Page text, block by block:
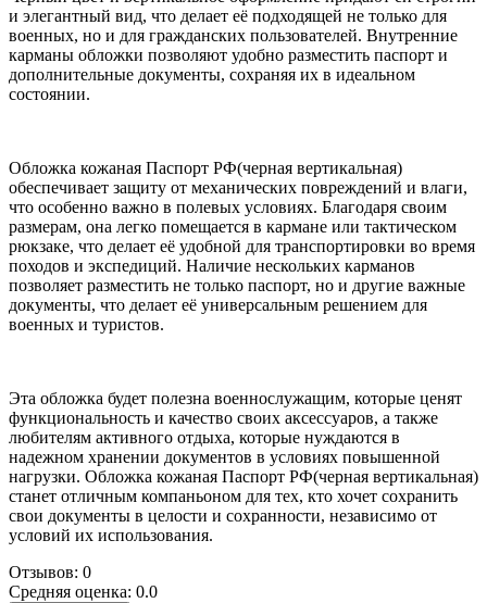
и элегантный вид, что делает её подходящей не только для
военных, но и для гражданских пользователей. Внутренние
карманы обложки позволяют удобно разместить паспорт и
дополнительные документы, сохраняя их в идеальном
состоянии.
Обложка кожаная Паспорт РФ(черная вертикальная)
обеспечивает защиту от механических повреждений и влаги,
что особенно важно в полевых условиях. Благодаря своим
размерам, она легко помещается в кармане или тактическом
рюкзаке, что делает её удобной для транспортировки во время
походов и экспедиций. Наличие нескольких карманов
позволяет разместить не только паспорт, но и другие важные
документы, что делает её универсальным решением для
военных и туристов.
Эта обложка будет полезна военнослужащим, которые ценят
функциональность и качество своих аксессуаров, а также
любителям активного отдыха, которые нуждаются в
надежном хранении документов в условиях повышенной
нагрузки. Обложка кожаная Паспорт РФ(черная вертикальная)
станет отличным компаньоном для тех, кто хочет сохранить
свои документы в целости и сохранности, независимо от
условий их использования.
Отзывов: 0
Средняя оценка: 0.0